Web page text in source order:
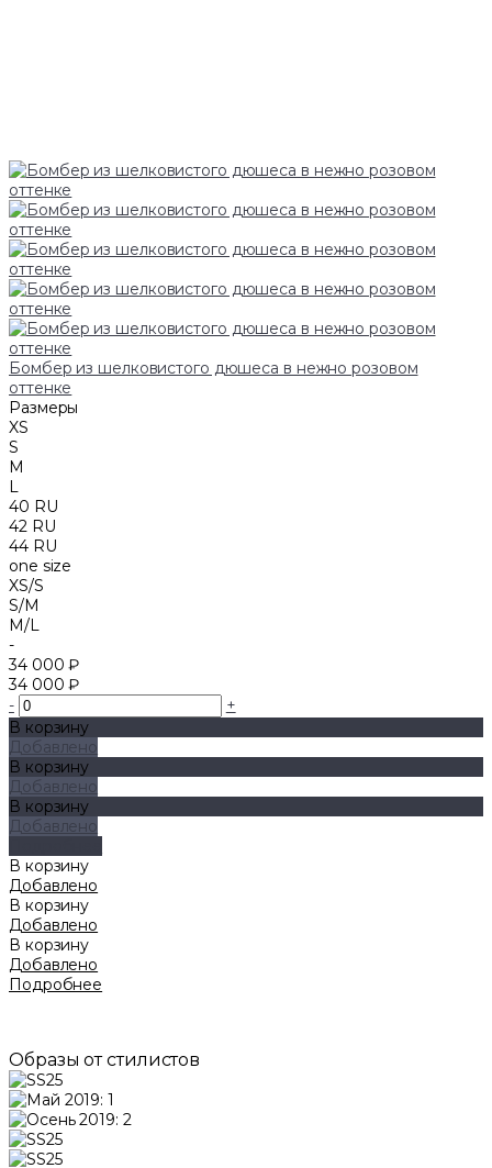
Бомбер из шелковистого дюшеса в нежно розовом
оттенке
Размеры
XS
S
M
L
40 RU
42 RU
44 RU
one size
XS/S
S/M
M/L
-
34 000 ₽
34 000 ₽
-
+
В корзину
Добавлено
В корзину
Добавлено
В корзину
Добавлено
В корзину
Добавлено
В корзину
Добавлено
В корзину
Добавлено
Подробнее
Образы от стилистов